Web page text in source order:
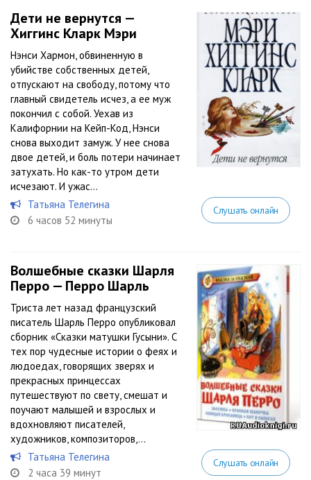
Дети не вернутся —
Хиггинс Кларк Мэри
Нэнси Хармон, обвиненную в
убийстве собственных детей,
отпускают на свободу, потому что
главный свидетель исчез, а ее муж
покончил с собой. Уехав из
Калифорнии на Кейп-Код, Нэнси
снова выходит замуж. У нее снова
двое детей, и боль потери начинает
затухать. Но как-то утром дети
исчезают. И ужас...
Татьяна Телегина
6 часов 52 минуты
Слушать онлайн
Волшебные сказки Шарля
Перро — Перро Шарль
Триста лет назад французский
писатель Шарль Перро опубликовал
сборник «Сказки матушки Гусыни». С
тех пор чудесные истории о феях и
людоедах, говорящих зверях и
прекрасных принцессах
путешествуют по свету, смешат и
поучают малышей и взрослых и
вдохновляют писателей,
художников, композиторов,...
Татьяна Телегина
2 часа 39 минут
Слушать онлайн